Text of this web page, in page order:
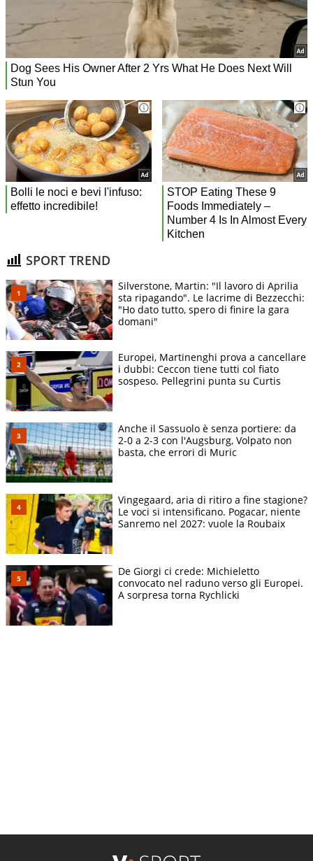
SPORT TREND
Silverstone, Martin: "Il lavoro di Aprilia
sta ripagando". Le lacrime di Bezzecchi:
"Ho dato tutto, spero di finire la gara
domani"
Europei, Martinenghi prova a cancellare
i dubbi: Ceccon tiene tutti col fiato
sospeso. Pellegrini punta su Curtis
Anche il Sassuolo è senza portiere: da
2-0 a 2-3 con l'Augsburg, Volpato non
basta, che errori di Muric
Vingegaard, aria di ritiro a fine stagione?
Le voci si intensificano. Pogacar, niente
Sanremo nel 2027: vuole la Roubaix
De Giorgi ci crede: Michieletto
convocato nel raduno verso gli Europei.
A sorpresa torna Rychlicki